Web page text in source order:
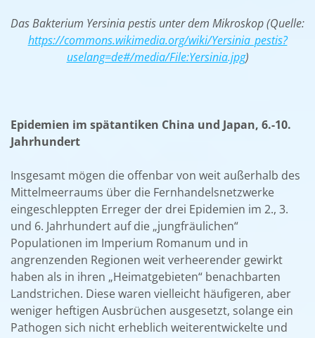
Das Bakterium Yersinia pestis unter dem Mikroskop (Quelle:
https://commons.wikimedia.org/wiki/Yersinia_pestis?
uselang=de#/media/File:Yersinia.jpg)
Epidemien im spätantiken China und Japan, 6.-10.
Jahrhundert
Insgesamt mögen die offenbar von weit außerhalb des
Mittelmeerraums über die Fernhandelsnetzwerke
eingeschleppten Erreger der drei Epidemien im 2., 3.
und 6. Jahrhundert auf die „jungfräulichen“
Populationen im Imperium Romanum und in
angrenzenden Regionen weit verheerender gewirkt
haben als in ihren „Heimatgebieten“ benachbarten
Landstrichen. Diese waren vielleicht häufigeren, aber
weniger heftigen Ausbrüchen ausgesetzt, solange ein
Pathogen sich nicht erheblich weiterentwickelte und